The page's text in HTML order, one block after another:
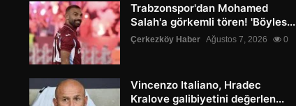
Trabzonspor'dan Mohamed
Salah'a görkemli tören! 'Böyles...
Çerkezköy Haber Ağustos 7, 2026 0
Vincenzo Italiano, Hradec
Kralove galibiyetini değerlen...